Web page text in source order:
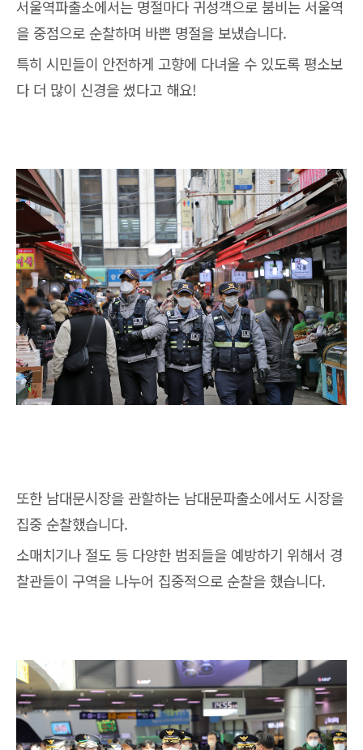
서울역파출소에서는 명절마다 귀성객으로 붐비는 서울역
을 중점으로 순찰하며 바쁜 명절을 보냈습니다.
특히 시민들이 안전하게 고향에 다녀올 수 있도록 평소보
다 더 많이 신경을 썼다고 해요!
또한 남대문시장을 관할하는 남대문파출소에서도 시장을
집중 순찰했습니다.
소매치기나 절도 등 다양한 범죄들을 예방하기 위해서 경
찰관들이 구역을 나누어 집중적으로 순찰을 했습니다.